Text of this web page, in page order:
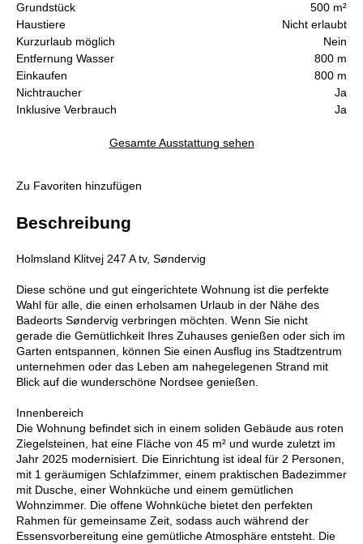
Grundstück
500 m²
Haustiere
Nicht erlaubt
Kurzurlaub möglich
Nein
Entfernung Wasser
800 m
Einkaufen
800 m
Nichtraucher
Ja
Inklusive Verbrauch
Ja
Gesamte Ausstattung sehen
Zu Favoriten hinzufügen
Beschreibung
Holmsland Klitvej 247 A tv, Søndervig
Diese schöne und gut eingerichtete Wohnung ist die perfekte
Wahl für alle, die einen erholsamen Urlaub in der Nähe des
Badeorts Søndervig verbringen möchten. Wenn Sie nicht
gerade die Gemütlichkeit Ihres Zuhauses genießen oder sich im
Garten entspannen, können Sie einen Ausflug ins Stadtzentrum
unternehmen oder das Leben am nahegelegenen Strand mit
Blick auf die wunderschöne Nordsee genießen.
Innenbereich
Die Wohnung befindet sich in einem soliden Gebäude aus roten
Ziegelsteinen, hat eine Fläche von 45 m² und wurde zuletzt im
Jahr 2025 modernisiert. Die Einrichtung ist ideal für 2 Personen,
mit 1 geräumigen Schlafzimmer, einem praktischen Badezimmer
mit Dusche, einer Wohnküche und einem gemütlichen
Wohnzimmer. Die offene Wohnküche bietet den perfekten
Rahmen für gemeinsame Zeit, sodass auch während der
Essensvorbereitung eine gemütliche Atmosphäre entsteht. Die